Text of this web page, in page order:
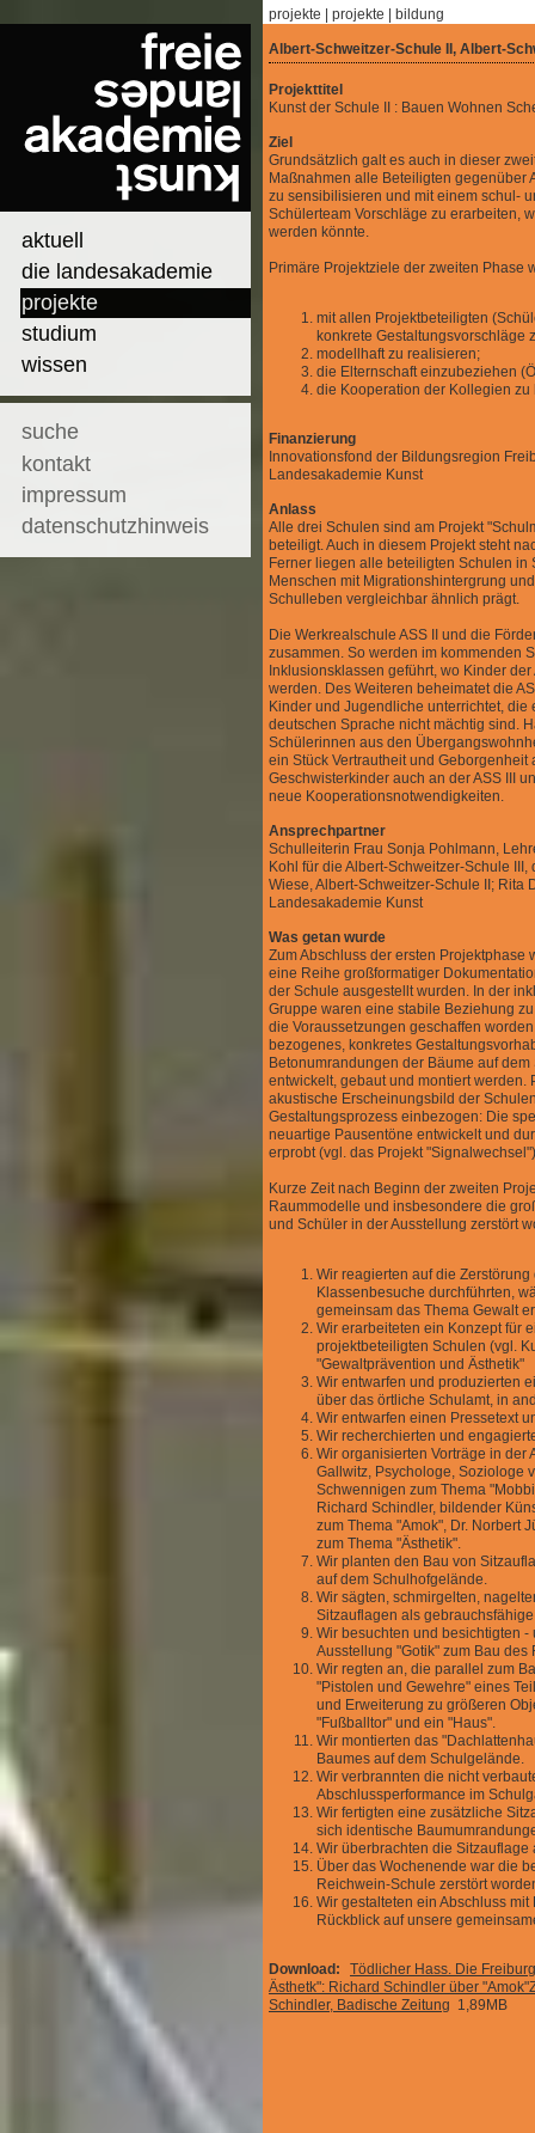
aktuell
die landesakademie
projekte
studium
wissen
suche
kontakt
impressum
datenschutzhinweis
projekte projekte bildung
Albert-Schweitzer-Schule II, Albert-
Projekttitel
Kunst der Schule II : Bauen Wohnen
Ziel
Grundsätzlich galt es auch in dieser
Maßnahmen alle Beteiligten gegenüber
zu sensibilisieren und mit einem schul-
Schülerteam Vorschläge zu erarbeiten,
werden könnte.
Primäre Projektziele der zweiten Phase
mit allen Projektbeteiligten
konkrete Gestaltungsvorschläge
modellhaft zu realisieren;
die Elternschaft einzubeziehen
die Kooperation der Kollegien zu
Finanzierung
Innovationsfond der Bildungsregion
Landesakademie Kunst
Anlass
Alle drei Schulen sind am Projekt
beteiligt. Auch in diesem Projekt steht
Ferner liegen alle beteiligten Schulen
Menschen mit Migrationshintergrung
Schulleben vergleichbar ähnlich prägt.
Die Werkrealschule ASS II und die
zusammen. So werden im kommenden
Inklusionsklassen geführt, wo Kinder
werden. Des Weiteren beheimatet die
Kinder und Jugendliche unterrichtet,
deutschen Sprache nicht mächtig sind.
Schülerinnen aus den
ein Stück Vertrautheit und
Geschwisterkinder auch an der ASS III
neue Kooperationsnotwendigkeiten.
Ansprechpartner
Schulleiterin Frau Sonja Pohlmann,
Kohl für die Albert-Schweitzer-Schule
Wiese, Albert-Schweitzer-Schule II; Rita
Landesakademie Kunst
Was getan wurde
Zum Abschluss der ersten
eine Reihe großformatiger
der Schule ausgestellt wurden. In der
Gruppe waren eine stabile Beziehung
die Voraussetzungen geschaffen
bezogenes, konkretes
Betonumrandungen der Bäume auf
entwickelt, gebaut und montiert
akustische Erscheinungsbild der
Gestaltungsprozess einbezogen: Die
neuartige Pausentöne entwickelt und
erprobt (vgl. das Projekt
Kurze Zeit nach Beginn der zweiten
Raummodelle und insbesondere die
und Schüler in der Ausstellung zerstört
Wir reagierten auf die
Klassenbesuche durchführten,
gemeinsam das Thema Gewalt
Wir erarbeiteten ein Konzept für
projektbeteiligten Schulen (vgl.
"Gewaltprävention und Ästhetik"
Wir entwarfen und produzierten
über das örtliche Schulamt, in
Wir entwarfen einen Pressetext
Wir recherchierten und
Wir organisierten Vorträge in der
Gallwitz, Psychologe, Soziologe
Schwennigen zum Thema
Richard Schindler, bildender
zum Thema "Amok", Dr. Norbert
zum Thema "Ästhetik".
Wir planten den Bau von
auf dem Schulhofgelände.
Wir sägten, schmirgelten,
Sitzauflagen als
Wir besuchten und besichtigten
Ausstellung "Gotik" zum Bau
Wir regten an, die parallel zum
"Pistolen und Gewehre" eines
und Erweiterung zu größeren
"Fußballtor" und ein "Haus".
Wir montierten das
Baumes auf dem Schulgelände.
Wir verbrannten die nicht
Abschlussperformance im
Wir fertigten eine zusätzliche
sich identische
Wir überbrachten die
Über das Wochenende war die
Reichwein-Schule zerstört
Wir gestalteten ein Abschluss
Rückblick auf unsere
Download:
Tödlicher Hass. Die
Ästhetk": Richard Schindler über
Schindler, Badische Zeitung 1,89MB